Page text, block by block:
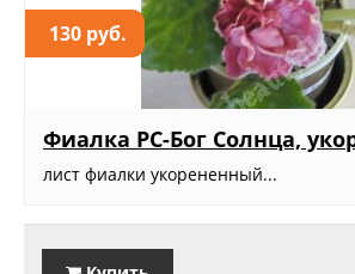
130 руб.
Фиалка РС-Бог Солнца,
лист фиалки укорененный...